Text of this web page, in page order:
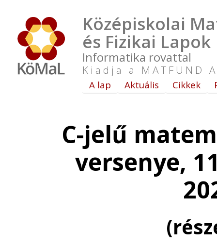
Középiskolai
és Fizikai Lapok
Informatika rovattal
Kiadja a MATFUND
A lap Aktuális Cikkek
C-jelű
versenye,